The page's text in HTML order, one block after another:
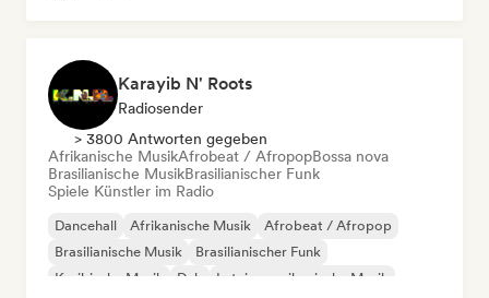
Karayib N' Roots
Radiosender
> 3800 Antworten gegeben
Afrikanische MusikAfrobeat / AfropopBossa nova
Brasilianische MusikBrasilianischer Funk
Spiele Künstler im Radio
Dancehall Afrikanische Musik
Afrobeat / Afropop
Brasilianische Musik
Brasilianischer Funk
Karibische Musik
Dub Lateinamerikanische Musik